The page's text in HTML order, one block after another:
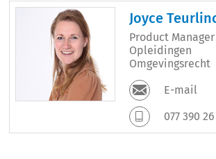
Joyce
Product Manager
Opleidingen
Omgevingsrecht
E-mail
077 390